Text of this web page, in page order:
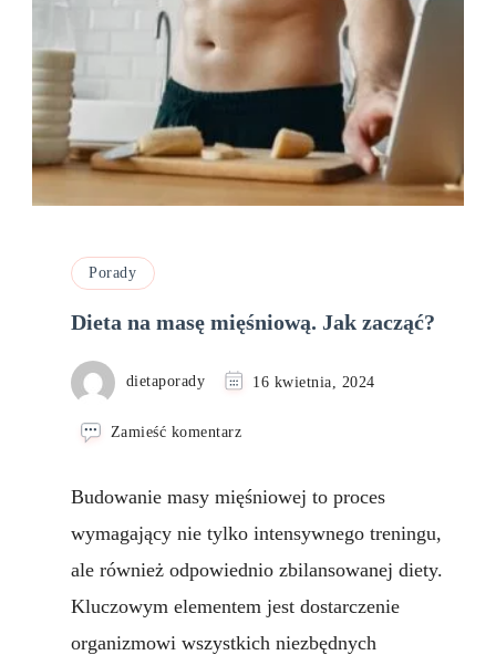
Porady
Dieta na masę mięśniową. Jak zacząć?
dietaporady 16 kwietnia, 2024
Zamieść komentarzwe
na
masę
mięśniową.
Jak
Budowanie masy mięśniowej to proces
wymagający nie tylko intensywnego treningu,
ale również odpowiednio zbilansowanej diety.
Kluczowym elementem jest dostarczenie
organizmowi wszystkich niezbędnych